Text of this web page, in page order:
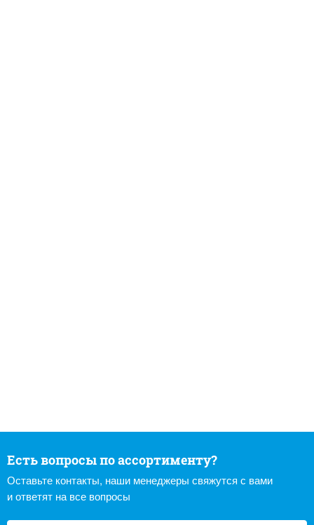
Есть вопросы по ассортименту?
Оставьте контакты, наши менеджеры свяжутся с вами
и ответят на все вопросы